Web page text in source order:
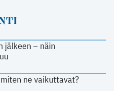
jälkeen – näin
ne vaikuttavat?